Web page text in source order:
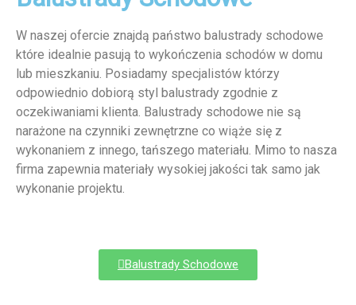
W naszej ofercie znajdą państwo balustrady schodowe
które idealnie pasują to wykończenia schodów w domu
lub mieszkaniu. Posiadamy specjalistów którzy
odpowiednio dobiorą styl balustrady zgodnie z
oczekiwaniami klienta. Balustrady schodowe nie są
narażone na czynniki zewnętrzne co wiąże się z
wykonaniem z innego, tańszego materiału. Mimo to nasza
firma zapewnia materiały wysokiej jakości tak samo jak
wykonanie projektu.
Balustrady Schodowe